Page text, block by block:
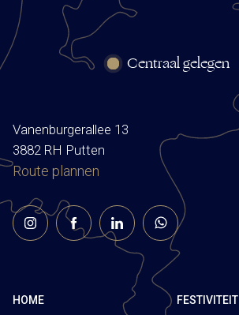
Centraal gelegen
Vanenburgerallee 13
3882 RH Putten
Route plannen
HOME
FESTIVITEIT